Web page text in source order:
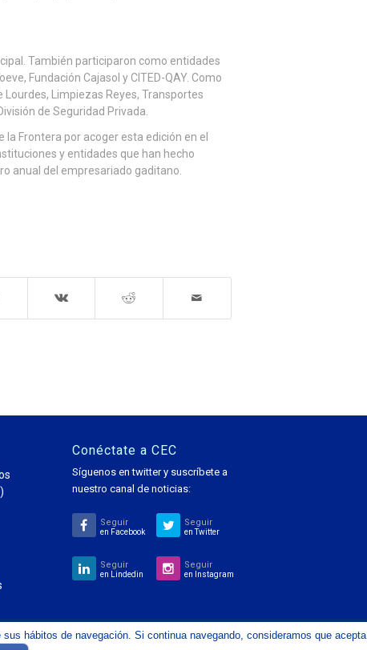
También participaron como entidades
Fundación Cajasol y CITED-QAY. Como
Limpiezas Reyes, Transportes
de Seguridad Privada.
Frontera por acoger esta edición en el
y entidades que han hecho
anual del empresariado gaditano.
Conéctate a CEC
Síguenos en twitter y suscríbete a
nuestro canal de noticias:
Seguir
en Facebook
Seguir
en Twitter
Seguir
en Lindedin
Seguir
en Instagram
hábitos de navegación. Si continua navegando, consideramos que acepta